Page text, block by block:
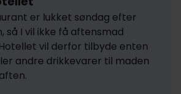
er lukket søndag efter
så I vil ikke få aftensmad
vil derfor tilbyde enten
andre drikkevarer til maden